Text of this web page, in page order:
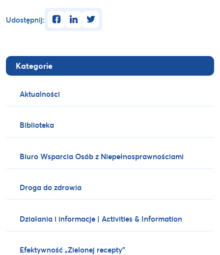
Kategorie
Aktualności
Biblioteka
Biuro Wsparcia Osób z Niepełnosprawnościami
Droga do zdrowia
Działania i informacje | Activities & Information
Efektywność „Zielonej recepty”
Udostępnij: facebooklinkedintwitter